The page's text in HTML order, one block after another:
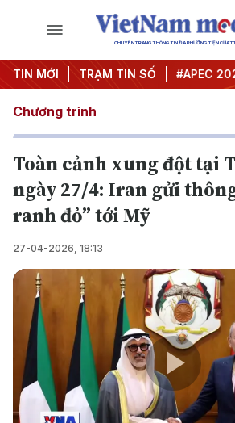
CHUYÊN TRANG THÔNG TIN ĐA PHƯƠNG TIỆN CỦA
TIN MỚI TRẠM TIN SỐ
#Hội nghị Trung ương 3 #APEC 2027
Chương trình
Toàn cảnh xung đột tại
ngày 27/4: Iran gửi
ranh đỏ” tới Mỹ
27-04-2026, 18:13